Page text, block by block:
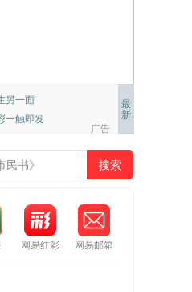
幻西游手游
哈利波特.魔法觉醒
逆水寒
最
新
构写作平台
广告
网易红彩 网易邮箱